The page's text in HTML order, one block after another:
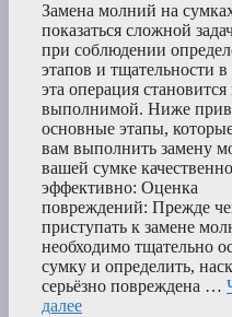
Замена молний на
показаться сложной
при соблюдении
этапов и тщательности в
эта операция
выполнимой. Ниже
основные этапы,
вам выполнить замену
вашей сумке
эффективно: Оценка
повреждений: Прежде
приступать к замене
необходимо тщательно
сумку и определить,
серьёзно повреждена …
далее